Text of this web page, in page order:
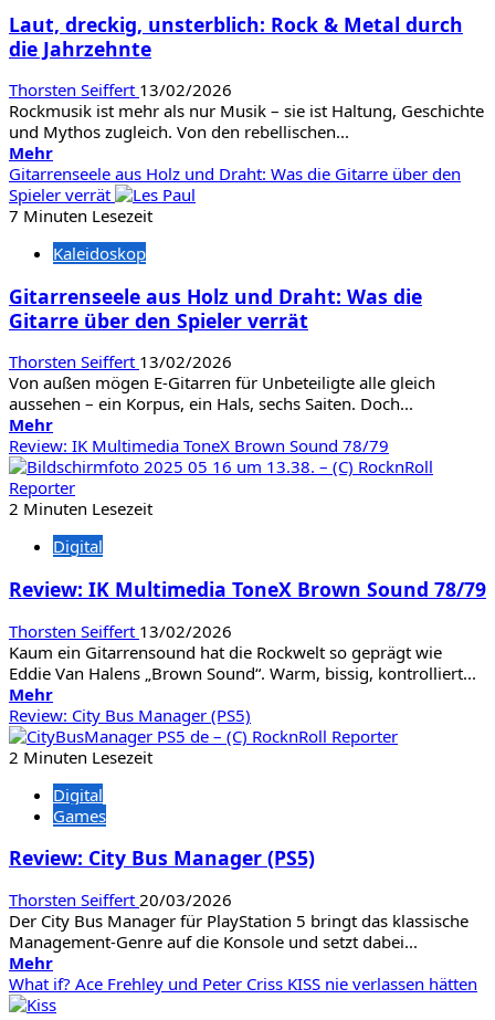
Gitarrenwelt
erschütterten
Laut, dreckig, unsterblich: Rock & Metal durch
die Jahrzehnte
Thorsten Seiffert 13/02/2026
Rockmusik ist mehr als nur Musik – sie ist Haltung, Geschichte
und Mythos zugleich. Von den rebellischen...
MehrMehr
Informationen
über
Laut,
unsterblich:
&
Metal
die
Jahrzehnte
Gitarrenseele aus Holz und Draht: Was die Gitarre über den
Spieler verrät
7 Minuten Lesezeit
Kaleidoskop
Gitarrenseele aus Holz und Draht: Was die
Gitarre über den Spieler verrät
Thorsten Seiffert 13/02/2026
Von außen mögen E-Gitarren für Unbeteiligte alle gleich
aussehen – ein Korpus, ein Hals, sechs Saiten. Doch...
MehrMehr
Informationen
über
Gitarrenseele
aus
und
Was
Gitarre
über
den
Spieler
verrät
Review: IK Multimedia ToneX Brown Sound 78/79
2 Minuten Lesezeit
Digital
Review: IK Multimedia ToneX Brown Sound 78/79
Thorsten Seiffert 13/02/2026
Kaum ein Gitarrensound hat die Rockwelt so geprägt wie
Eddie Van Halens „Brown Sound“. Warm, bissig, kontrolliert...
MehrMehr
Informationen
über
Review:
Multimedia
ToneX
Sound
Review: City Bus Manager (PS5)
2 Minuten Lesezeit
Digital
Games
Review: City Bus Manager (PS5)
Thorsten Seiffert 20/03/2026
Der City Bus Manager für PlayStation 5 bringt das klassische
Management-Genre auf die Konsole und setzt dabei...
MehrMehr
Informationen
über
What if? Ace Frehley und Peter Criss KISS nie verlassen hätten